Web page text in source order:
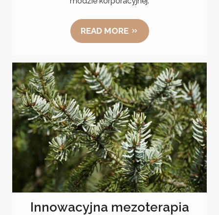
READ MORE
Innowacyjna mezoterapia